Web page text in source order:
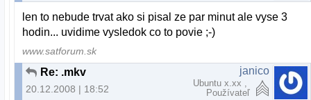
len to nebude trvat ako si pisal ze par minut ale vyse 3
hodin... uvidime vysledok co to povie ;-)
www.satforum.sk
Re: .mkv
20.12.2008 | 18:52
janico
Ubuntu x.xx ,
Používateľ